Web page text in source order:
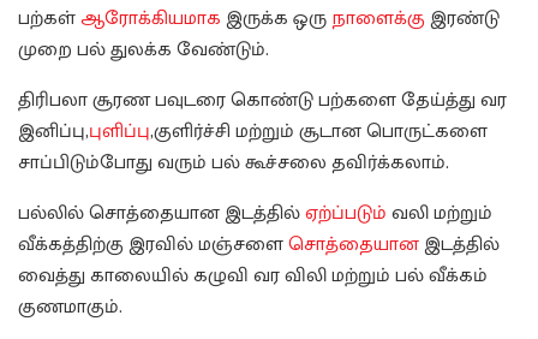
பற்கள்ஆரோக்கியமாகஇருக்க ஒருநாளைக்குஇரண்டு
முறை பல் துலக்க வேண்டும்.
திரிபலா சூரண பவுடரை கொண்டு பற்களை தேய்த்து வர
இனிப்பு,புளிப்பு,குளிர்ச்சி மற்றும் சூடான பொருட்களை
சாப்பிடும்போது வரும் பல் கூச்சலை தவிர்க்கலாம்.
பல்லில் சொத்தையான இடத்தில்ஏற்ப்படும்வலி மற்றும்
வீக்கத்திற்கு இரவில் மஞ்சளைசொத்தையானஇடத்தில்
வைத்து காலையில் கழுவி வர விலி மற்றும் பல் வீக்கம்
குணமாகும்.